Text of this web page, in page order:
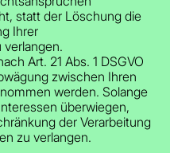
statt der Löschung die
Ihrer
Art. 21 Abs. 1 DSGVO
zwischen Ihren
werden. Solange
überwiegen,
der Verarbeitung
zu verlangen.